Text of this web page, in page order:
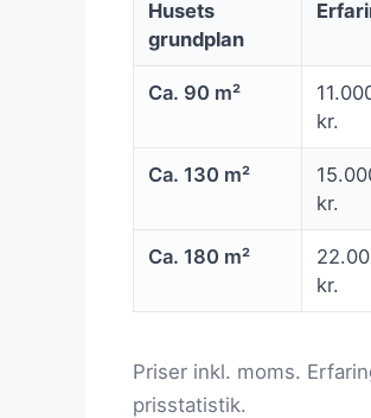
Husets
grundplan
Ca. 90 m²
kr.
Ca. 130 m²
kr.
Ca. 180 m²
kr.
Priser inkl. moms.
prisstatistik.